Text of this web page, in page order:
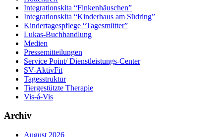
Integrationskita “Finkenhäuschen”
Integrationskita “Kinderhaus am Südring”
Kindertagespflege “Tagesmütter”
Lukas-Buchhandlung
Medien
Pressemitteilungen
Service Point/ Dienstleistungs-Center
SV-AktivFit
Tagesstruktur
Tiergestützte Therapie
Vis-á-Vis
Archiv
August 2026